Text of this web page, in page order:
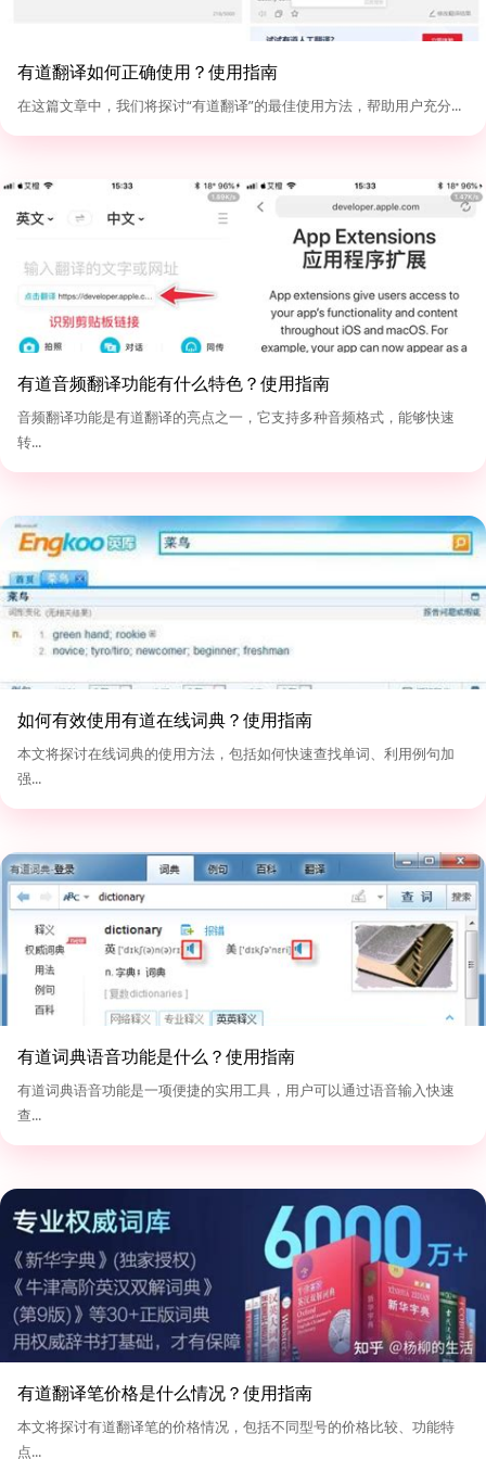
有道翻译如何正确使用？使用指南
在这篇文章中，我们将探讨“有道翻译”的最佳使用方法，帮助用户充分...
有道音频翻译功能有什么特色？使用指南
音频翻译功能是有道翻译的亮点之一，它支持多种音频格式，能够快速
转...
如何有效使用有道在线词典？使用指南
本文将探讨在线词典的使用方法，包括如何快速查找单词、利用例句加
强...
有道词典语音功能是什么？使用指南
有道词典语音功能是一项便捷的实用工具，用户可以通过语音输入快速
查...
有道翻译笔价格是什么情况？使用指南
本文将探讨有道翻译笔的价格情况，包括不同型号的价格比较、功能特
点...